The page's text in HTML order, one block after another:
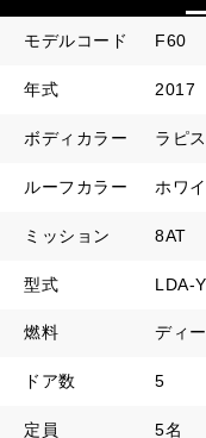
モデルコード F60
年式 2017
ボディカラー ラピ
ルーフカラー ホワ
ミッション 8AT
型式 LDA-
燃料 ディ
ドア数 5
定員 5名